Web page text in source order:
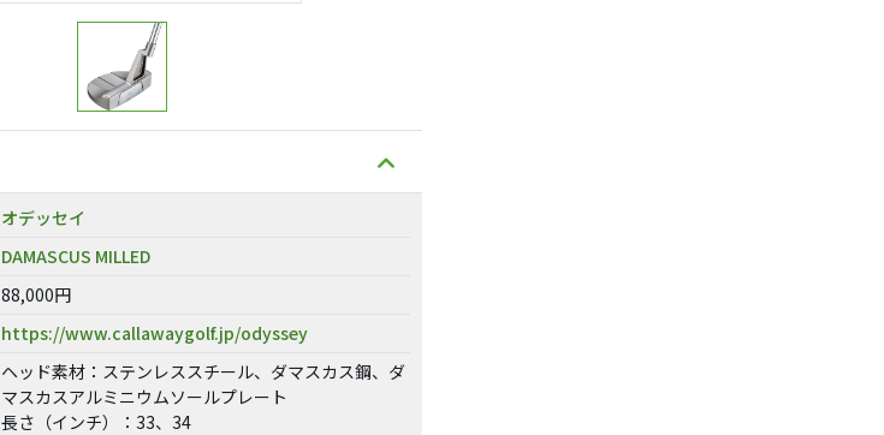
オデッセイ
DAMASCUS MILLED
88,000円
https://www.callawaygolf.jp/odyssey
ヘッド素材：ステンレススチール、ダマスカス鋼、ダ
マスカスアルミニウムソールプレート
長さ（インチ）：33、34